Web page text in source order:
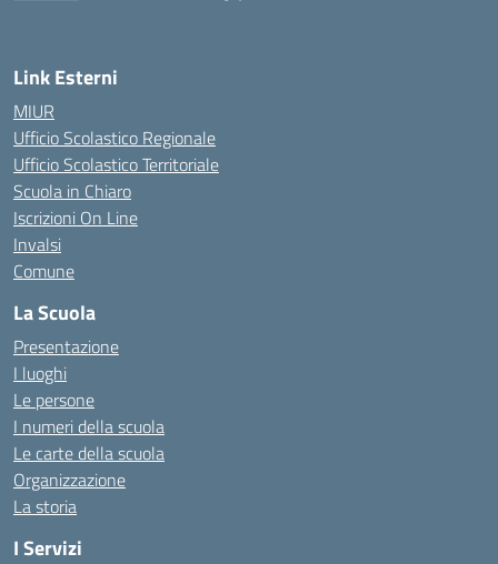
Link Esterni
MIUR
Ufficio Scolastico Regionale
Ufficio Scolastico Territoriale
Scuola in Chiaro
Iscrizioni On Line
Invalsi
Comune
La Scuola
Presentazione
I luoghi
Le persone
I numeri della scuola
Le carte della scuola
Organizzazione
La storia
I Servizi